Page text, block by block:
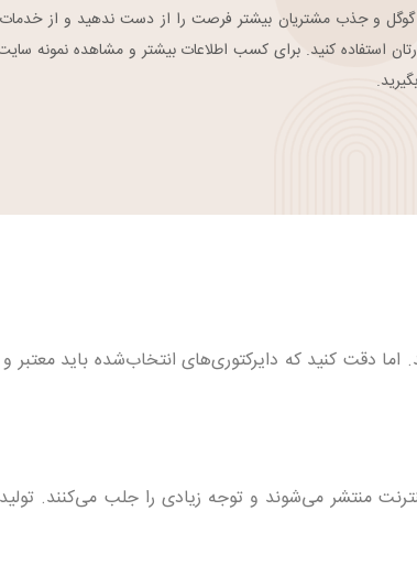
گوگل و جذب مشتریان بیشتر فرصت را از دست ندهید و از
استفاده کنید. برای کسب اطلاعات بیشتر و مشاهده نمونه
دقت کنید که دایرکتوری‌های انتخاب‌شده باید معتبر و
منتشر می‌شوند و توجه زیادی را جلب می‌کنند.